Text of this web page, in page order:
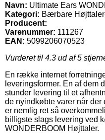
Navn: Ultimate Ears
Kategori: Bærbare
Producent:
Varenummer: 111267
EAN: 5099206070523
Vurderet til 4.3 ud af 5
En række internet
leveringsformer. En af dem
stunder levering til et
de nyindkøbte varer når der
er nemlig ret så
billigste slags levering ved
WONDERBOOM Højttaler.